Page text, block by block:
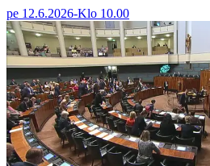
pe 12.6.2026-Klo 10.00